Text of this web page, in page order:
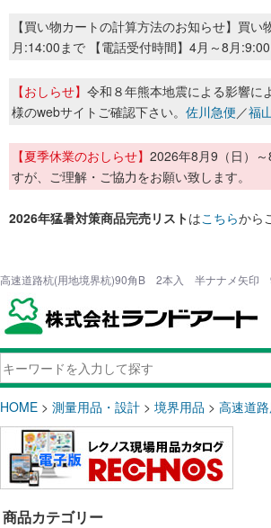
【買い物カートの計算方法のお知らせ】買
月:14:00まで 【電話受付時間】4月～8月
【おしらせ】 令和８年熊本地震による影響に
様のwebサイトご確認下さい。 佐川急便／福
【夏季休業のおしらせ】 2026年8月9（日）
すが、ご理解・ご協力をお願い致します。
2026年猛暑対策商品完売リストはこちらから
高速道路杭(用地境界杭)90角B 2本入 半ナナメ矢印
HOME > 測量用品・設計 > 境界用品 > 高速道
商品カテゴリー